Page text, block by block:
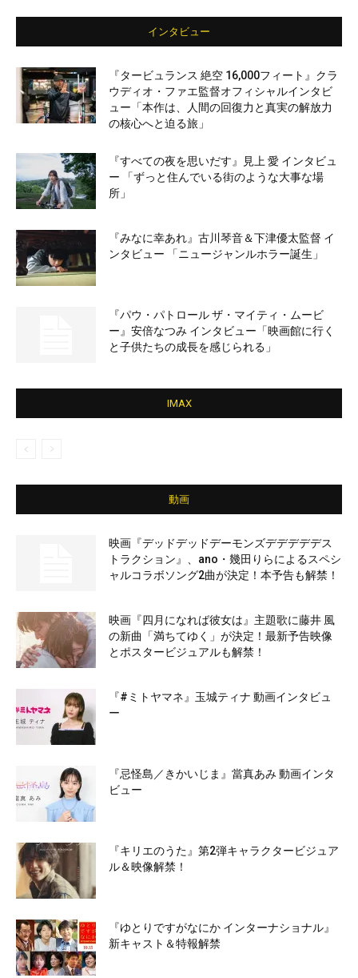
インタビュー
『タービュランス 絶空 16,000フィート』クラ
ウディオ・ファエ監督オフィシャルインタビ
ュー「本作は、人間の回復力と真実の解放力
の核心へと迫る旅」
『すべての夜を思いだす』見上 愛 インタビュ
ー 「ずっと住んでいる街のような大事な場
所」
『みなに幸あれ』古川琴音＆下津優太監督 イ
ンタビュー 「ニュージャンルホラー誕生」
『パウ・パトロール ザ・マイティ・ムービ
ー』安倍なつみ インタビュー「映画館に行く
と子供たちの成長を感じられる」
IMAX
動画
映画『デッドデッドデーモンズデデデデデス
トラクション』、ano・幾田りらによるスペシ
ャルコラボソング2曲が決定！本予告も解禁！
映画『四月になれば彼女は』主題歌に藤井 風
の新曲「満ちてゆく」が決定！最新予告映像
とポスタービジュアルも解禁！
『#ミトヤマネ』玉城ティナ 動画インタビュ
ー
『忌怪島／きかいじま』當真あみ 動画インタ
ビュー
『キリエのうた』第2弾キャラクタービジュア
ル＆映像解禁！
『ゆとりですがなにか インターナショナル』
新キャスト＆特報解禁